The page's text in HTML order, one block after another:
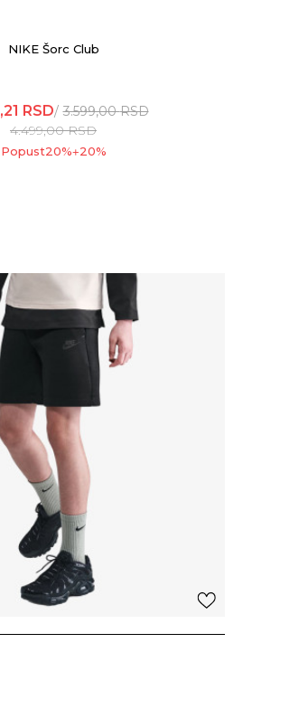
NIKE Šorc Club
RSD 3.599,00RSD
4.499,00RSD
Popust20%+20%